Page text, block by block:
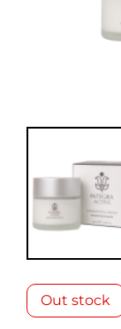
Out stock